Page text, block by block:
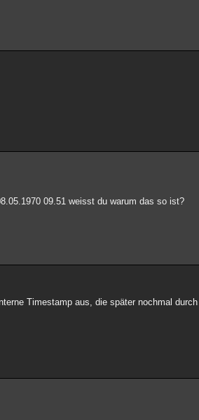
09.51 weisst du warum das so ist?
Timestamp aus, die später nochmal